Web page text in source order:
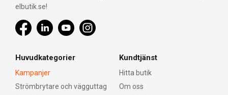
elbutik.se!
Huvudkategorier
Kampanjer
Strömbrytare och vägguttag
Kundtjänst
Hitta butik
Om oss